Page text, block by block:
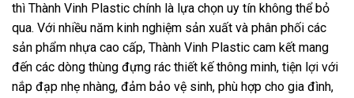
thì Thành Vinh Plastic chính là lựa chọn uy tín không thể bỏ
qua. Với nhiều năm kinh nghiệm sản xuất và phân phối các
sản phẩm nhựa cao cấp, Thành Vinh Plastic cam kết mang
đến các dòng thùng đựng rác thiết kế thông minh, tiện lợi với
nắp đạp nhẹ nhàng, đảm bảo vệ sinh, phù hợp cho gia đình,